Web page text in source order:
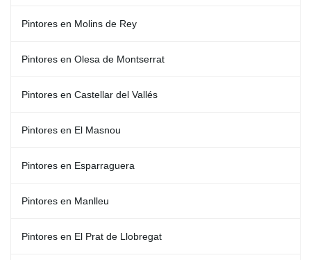
Pintores en Molins de Rey
Pintores en Olesa de Montserrat
Pintores en Castellar del Vallés
Pintores en El Masnou
Pintores en Esparraguera
Pintores en Manlleu
Pintores en El Prat de Llobregat